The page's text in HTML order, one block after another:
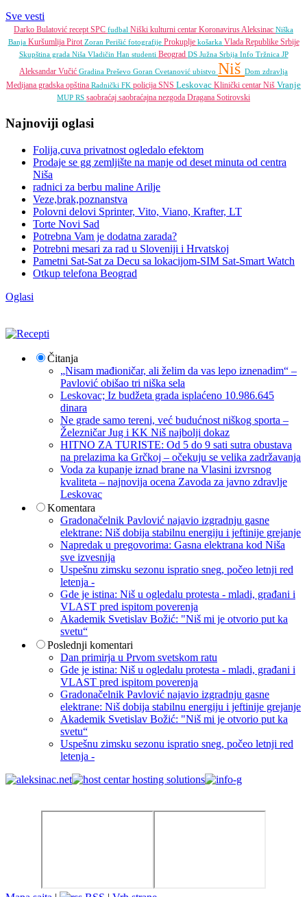
Sve vesti
Darko Bulatović receptSPC fudbal Niški kulturni centar KoronavirusAleksinac Niška
Banja Kuršumlija PirotZoran Perišić fotografije Prokuplje košarka Vlada Republike Srbije
Skupština grada Niša Vladičin Han studenti Beograd DS Južna Srbija Info Tržnica JP
Aleksandar Vučić Gradina Preševo Goran Cvetanović ubistvo Niš Dom zdravlja
Medijana gradska opština Radnički FK policija SNS Leskovac Klinički centar Niš Vranje
MUP RS saobraćaj saobraćajna nezgoda Dragana Sotirovski
Najnoviji oglasi
Folija,cuva privatnost ogledalo efektom
Prodaje se gg zemljište na manje od deset minuta od centra
Niša
radnici za berbu maline Arilje
Veze,brak,poznanstva
Polovni delovi Sprinter, Vito, Viano, Krafter, LT
Torte Novi Sad
Potrebna Vam je dodatna zarada?
Potrebni mesari za rad u Sloveniji i Hrvatskoj
Pametni Sat-Sat za Decu sa lokacijom-SIM Sat-Smart Watch
Otkup telefona Beograd
Oglasi
Čitanja
„Nisam mađioničar, ali želim da vas lepo iznenadim“ –
Pavlović obišao tri niška sela
Leskovac; Iz budžeta grada isplaćeno 10.986.645
dinara
Ne grade samo tereni, već budućnost niškog sporta –
Železničar Jug i KK Niš najbolji dokaz
HITNO ZA TURISTE: Od 5 do 9 sati sutra obustava
na prelazima ka Grčkoj – očekuju se velika zadržavanja
Voda za kupanje iznad brane na Vlasini izvrsnog
kvaliteta – najnovija ocena Zavoda za javno zdravlje
Leskovac
Komentara
Gradonačelnik Pavlović najavio izgradnju gasne
elektrane: Niš dobija stabilnu energiju i jeftinije grejanje
Napredak u pregovorima: Gasna elektrana kod Niša
sve izvesnija
Uspešnu zimsku sezonu ispratio sneg, počeo letnji red
letenja -
Gde je istina: Niš u ogledalu protesta - mladi, građani i
VLAST pred ispitom poverenja
Akademik Svetislav Božić: "Niš mi je otvorio put ka
svetu“
Poslednji komentari
Dan primirja u Prvom svetskom ratu
Gde je istina: Niš u ogledalu protesta - mladi, građani i
VLAST pred ispitom poverenja
Gradonačelnik Pavlović najavio izgradnju gasne
elektrane: Niš dobija stabilnu energiju i jeftinije grejanje
Akademik Svetislav Božić: "Niš mi je otvorio put ka
svetu“
Uspešnu zimsku sezonu ispratio sneg, počeo letnji red
letenja -